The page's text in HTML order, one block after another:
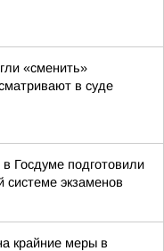
«сменить»
в суде
Госдуме подготовили
системе экзаменов
крайние меры в